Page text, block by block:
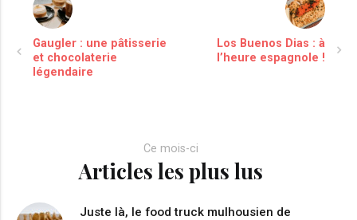
Gaugler : une pâtisserie
et chocolaterie
légendaire
Los Buenos Dias : à
l’heure espagnole !
Ce mois-ci
Articles les plus lus
Juste là, le food truck mulhousien de